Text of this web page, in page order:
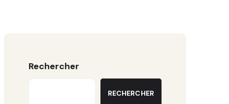
Rechercher
RECHERCHER